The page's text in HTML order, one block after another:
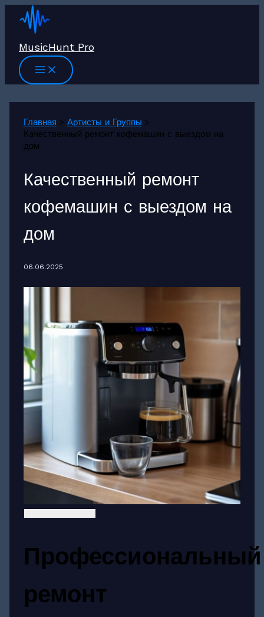
Перейти
MusicHunt Pro
Главная
Артисты и Группы
Качественный ремонт кофемашин с выездом на
дом
Качественный ремонт
кофемашин с выездом на
дом
06.06.2025
Профессиональный
ремонт